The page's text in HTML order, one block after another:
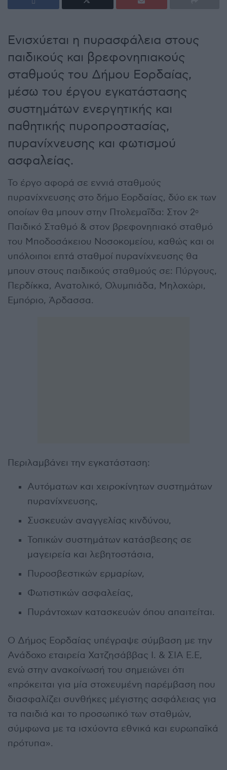
Ενισχύεται η πυρασφάλεια στους
παιδικούς και βρεφονηπιακούς
σταθμούς του Δήμου Εορδαίας,
μέσω του έργου εγκατάστασης
συστημάτων ενεργητικής και
παθητικής πυροπροστασίας,
πυρανίχνευσης και φωτισμού
ασφαλείας.
Το έργο αφορά σε εννιά σταθμούς
πυρανίχνευσης στο δήμο Εορδαίας, δύο εκ των
οποίων θα μπουν στην Πτολεμαΐδα: Στον 2ο
Παιδικό Σταθμό & στον βρεφονηπιακό σταθμό
του Μποδοσάκειου Νοσοκομείου, καθώς και οι
υπόλοιποι επτά σταθμοί πυρανίχνευσης θα
μπουν στους παιδικούς σταθμούς σε: Πύργους,
Περδίκκα, Ανατολικό, Ολυμπιάδα, Μηλοχώρι,
Εμπόριο, Άρδασσα.
Περιλαμβάνει την εγκατάσταση:
Αυτόματων και χειροκίνητων συστημάτων
πυρανίχνευσης,
Συσκευών αναγγελίας κινδύνου,
Τοπικών συστημάτων κατάσβεσης σε
μαγειρεία και λεβητοστάσια,
Πυροσβεστικών ερμαρίων,
Φωτιστικών ασφαλείας,
Πυράντοχων κατασκευών όπου απαιτείται.
Ο Δήμος Εορδαίας υπέγραψε σύμβαση με την
Ανάδοχο εταιρεία Χατζησάββας Ι. & ΣΙΑ Ε.Ε,
ενώ στην ανακοίνωσή του σημειώνει ότι
«πρόκειται για μία στοχευμένη παρέμβαση που
διασφαλίζει συνθήκες μέγιστης ασφάλειας για
τα παιδιά και το προσωπικό των σταθμών,
σύμφωνα με τα ισχύοντα εθνικά και ευρωπαϊκά
πρότυπα».